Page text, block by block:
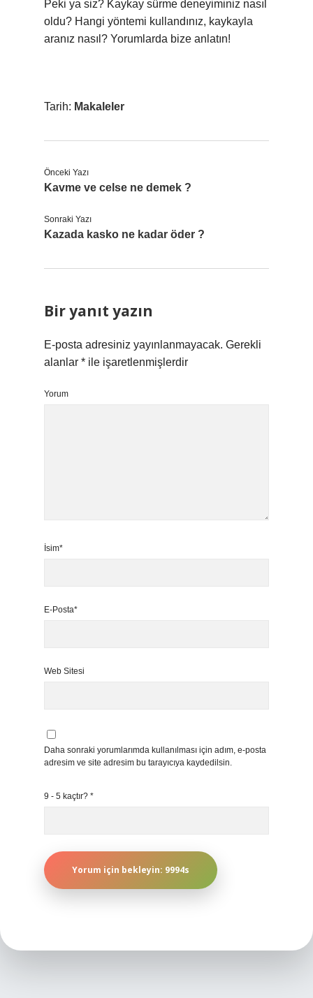
Peki ya siz? Kaykay sürme deneyiminiz nasıl
oldu? Hangi yöntemi kullandınız, kaykayla
aranız nasıl? Yorumlarda bize anlatın!
Tarih: Makaleler
Önceki Yazı
Kavme ve celse ne demek ?
Sonraki Yazı
Kazada kasko ne kadar öder ?
Bir yanıt yazın
E-posta adresiniz yayınlanmayacak. Gerekli
alanlar * ile işaretlenmişlerdir
Yorum
İsim*
E-Posta*
Web Sitesi
Daha sonraki yorumlarımda kullanılması için adım, e-posta
adresim ve site adresim bu tarayıcıya kaydedilsin.
9 - 5 kaçtır? *